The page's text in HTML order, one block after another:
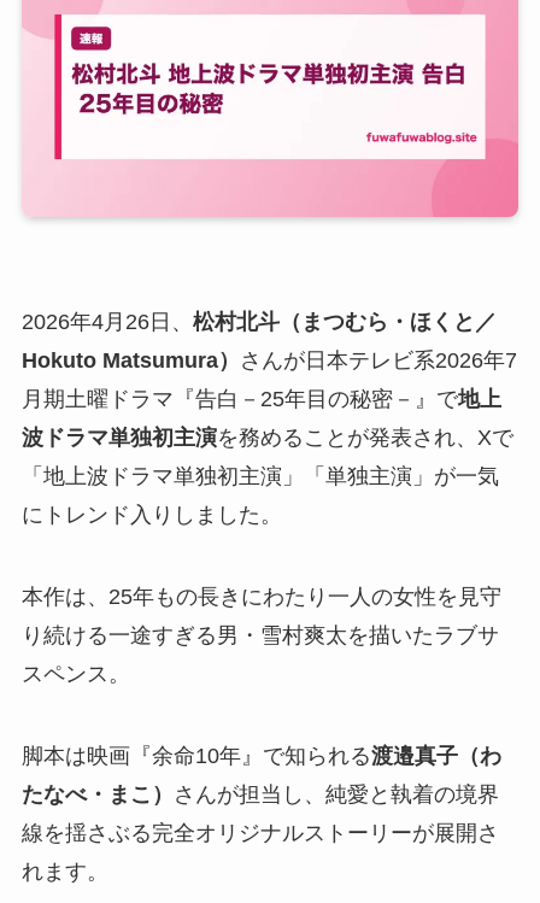
2026年4月26日、 松村北斗（まつむら・ほくと／
Hokuto Matsumura）
さんが日本テレビ系2026年7
月期土曜ドラマ『告白－25年目の秘密－』で地上
波ドラマ単独初主演を務めることが発表され、Xで
「地上波ドラマ単独初主演」「単独主演」が一気
にトレンド入りしました。
本作は、25年もの長きにわたり一人の女性を見守
り続ける一途すぎる男・雪村爽太を描いたラブサ
スペンス。
脚本は映画『余命10年』で知られる渡邉真子（わ
たなべ・まこ）
さんが担当し、純愛と執着の境界
線を揺さぶる完全オリジナルストーリーが展開さ
れます。